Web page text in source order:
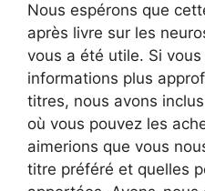
Nous espérons que
après livre sur les
vous a été utile. Si
informations plus
titres, nous avons
où vous pouvez les
aimerions que vous
titre préféré et quelles